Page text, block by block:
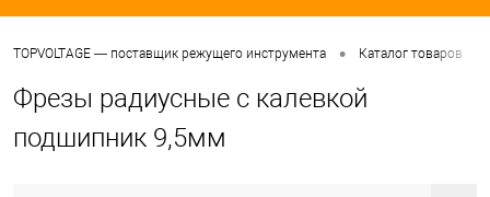
TOPVOLTAGE — поставщик режущего инструмента • Каталог товаров
Фрезы радиусные с калевкой
подшипник 9,5мм